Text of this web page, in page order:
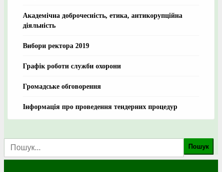
Академічна доброчесність, етика, антикорупційна
діяльність
Вибори ректора 2019
Графік роботи служби охорони
Громадське обговорення
Інформація про проведення тендерних процедур
Пошук